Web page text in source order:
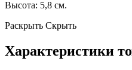
Высота: 5,8 см.
Раскрыть Скрыть
Характеристики